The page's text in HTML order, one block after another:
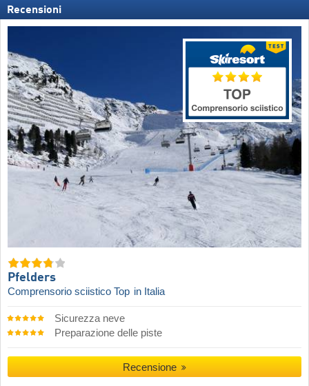
Recensioni
Pfelders
Comprensorio sciistico Top in Italia
Sicurezza neve
Preparazione delle piste
Recensione